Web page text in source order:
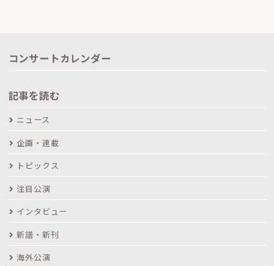
コンサートカレンダー
記事を読む
ニュース
企画・連載
トピックス
注目公演
インタビュー
新譜・新刊
海外公演